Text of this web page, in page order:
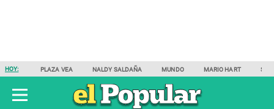
HOY: PLAZA VEA NALDY SALDAÑA MUNDO MARIO HART